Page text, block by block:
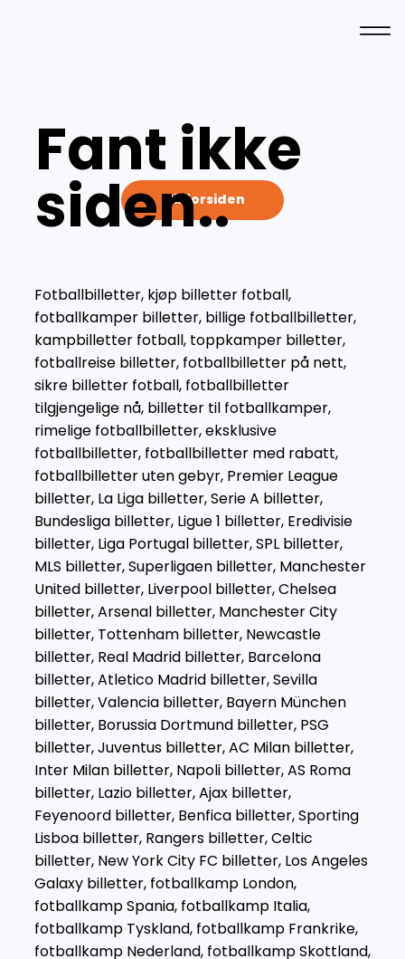
Til forsiden
Fant ikke
siden..
Fotballbilletter, kjøp billetter fotball,
fotballkamper billetter, billige fotballbilletter,
kampbilletter fotball, toppkamper billetter,
fotballreise billetter, fotballbilletter på nett,
sikre billetter fotball, fotballbilletter
tilgjengelige nå, billetter til fotballkamper,
rimelige fotballbilletter, eksklusive
fotballbilletter, fotballbilletter med rabatt,
fotballbilletter uten gebyr, Premier League
billetter, La Liga billetter, Serie A billetter,
Bundesliga billetter, Ligue 1 billetter, Eredivisie
billetter, Liga Portugal billetter, SPL billetter,
MLS billetter, Superligaen billetter, Manchester
United billetter, Liverpool billetter, Chelsea
billetter, Arsenal billetter, Manchester City
billetter, Tottenham billetter, Newcastle
billetter, Real Madrid billetter, Barcelona
billetter, Atletico Madrid billetter, Sevilla
billetter, Valencia billetter, Bayern München
billetter, Borussia Dortmund billetter, PSG
billetter, Juventus billetter, AC Milan billetter,
Inter Milan billetter, Napoli billetter, AS Roma
billetter, Lazio billetter, Ajax billetter,
Feyenoord billetter, Benfica billetter, Sporting
Lisboa billetter, Rangers billetter, Celtic
billetter, New York City FC billetter, Los Angeles
Galaxy billetter, fotballkamp London,
fotballkamp Spania, fotballkamp Italia,
fotballkamp Tyskland, fotballkamp Frankrike,
fotballkamp Nederland, fotballkamp Skottland,